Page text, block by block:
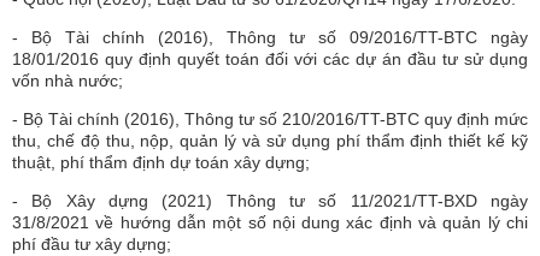
- Bộ Tài chính (2016), Thông tư số 09/2016/TT-BTC ngày
18/01/2016 quy định quyết toán đối với các dự án đầu tư sử dụng
vốn nhà nước;
- Bộ Tài chính (2016), Thông tư số 210/2016/TT-BTC quy định mức
thu, chế độ thu, nộp, quản lý và sử dụng phí thẩm định thiết kế kỹ
thuật, phí thẩm định dự toán xây dựng;
- Bộ Xây dựng (2021) Thông tư số 11/2021/TT-BXD ngày
31/8/2021 về hướng dẫn một số nội dung xác định và quản lý chi
phí đầu tư xây dựng;